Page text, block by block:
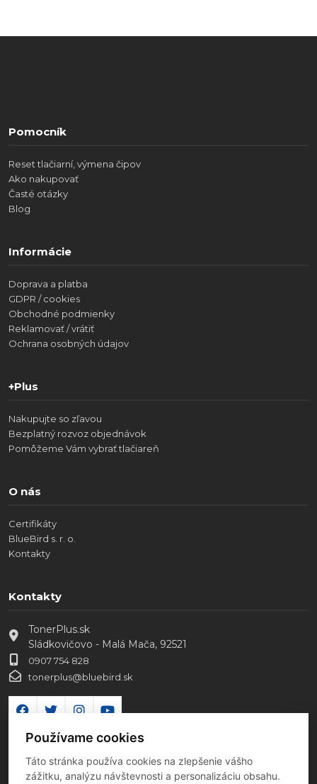
Pomocník
Reset tlačiarní, výmena čipov
Ako nakupovať
Časté otázky
Blog
Informácie
Doprava a platba
GDPR / cookies
Obchodné podmienky
Reklamovať / vrátiť
Ochrana osobných údajov
+Plus
Nakupujte so zľavou
Bezplatný rozvoz objednávok
Pomôžeme Vám vybrať tlačiareň
O nás
Certifikáty
BlueBird s. r. o.
Kontakty
Kontakty
TonerPlus.sk
Sládkovičovo - Malá Mača, 92521
0907 754 828
tonerplus@bluebird.sk
Používame cookies
Táto stránka používa cookies na zlepšenie vášho
zážitku, analýzu návštevnosti a personalizáciu obsahu.